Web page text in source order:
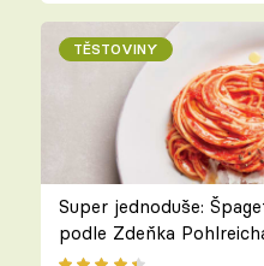
TĚSTOVINY
Super jednoduše:
podle Zdeňka